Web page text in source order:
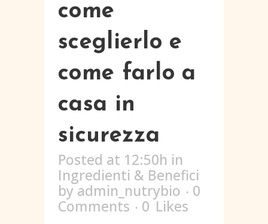
come
sceglierlo e
come farlo a
casa in
sicurezza
Posted at 12:50h in
Ingredienti & Benefici
byadmin_nutrybio
0
Comments
0 Likes